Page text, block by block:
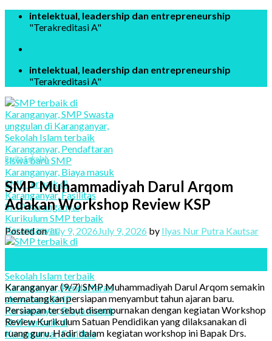
Skip
intelektual, leadership dan entrepreneurship
"Terakreditasi A"
intelektual, leadership dan entrepreneurship
"Terakreditasi A"
Berita Sekolah
SMP Muhammadiyah Darul Arqom
Adakan Workshop Review KSP
Posted onJuly 9, 2026July 9, 2026 by Ilyas Nur Putra Kautsar
Karanganyar (9/7) SMP Muhammadiyah Darul Arqom semakin
mematangkan persiapan menyambut tahun ajaran baru.
Persiapan tersebut disempurnakan dengan kegiatan Workshop
Review Kurikulum Satuan Pendidikan yang dilaksanakan di
ruang guru. Hadir dalam kegiatan workshop ini Bapak Drs.